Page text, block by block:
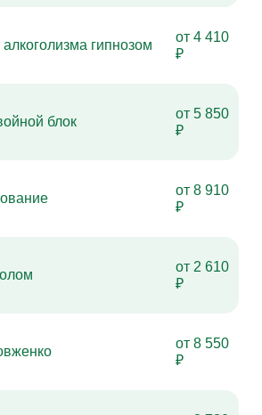
гипнозом
от 4 410
₽
блок
от 5 850
₽
от 8 910
₽
от 2 610
₽
от 8 550
₽